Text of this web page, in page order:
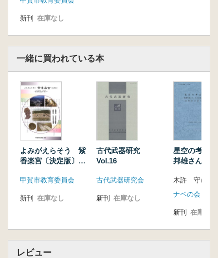
新刊 在庫なし
一緒に買われている本
よみがえらそう 紫
香楽宮〔決定版〕
甲賀市教育委員会
新刊 在庫なし
古代武器研究
Vol.16
古代武器研究会
新刊 在庫なし
星空の考古
邦雄さん・
集
木許 守(代表
ナベの会
新刊 在庫なし
レビュー